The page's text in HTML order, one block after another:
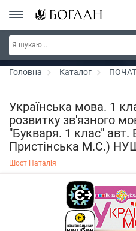
РОЗПРОДАЖ ~ 150 грн ~ 200 грн ~
300 грн ~ РОЗПРОДАЖ
Головна Каталог
Українська мова. 1
розвитку зв'язного
"Букваря. 1 клас" авт.
Пристінська М.С.)
Шост Наталія